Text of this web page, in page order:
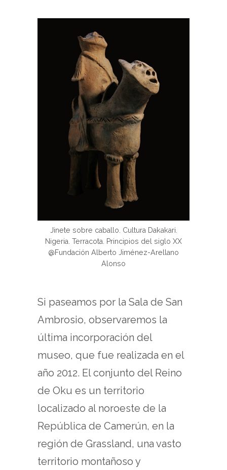
Jinete sobre caballo. Cultura Dakakari.
Nigeria. Terracota. Principios del siglo XX
@Fundación Alberto Jiménez-Arellano
Alonso
Si paseamos por la Sala de San
Ambrosio, observaremos la
última incorporación del
museo, que fue realizada en el
año 2012. El conjunto del Reino
de Oku es un territorio
localizado al noroeste de la
República de Camerún, en la
región de Grassland, una vasto
territorio montañoso y